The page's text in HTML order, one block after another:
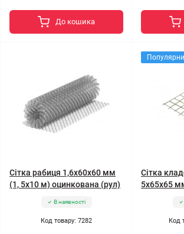
До кошика
Сітка рабиця 1,6x60x60 мм
(1, 5x10 м) оцинкована (рул)
В наявності
Код товару: 7282
Сітка
5x65x65
Код